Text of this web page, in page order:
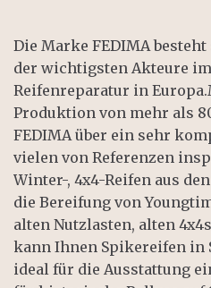
Die Marke FEDIMA
der wichtigsten Akteure
Reifenreparatur in
Produktion von mehr als
FEDIMA über ein sehr
vielen von Referenzen
Winter-, 4x4-Reifen aus
die Bereifung von
alten Nutzlasten, alten
kann Ihnen Spikereifen in
ideal für die Ausstattung